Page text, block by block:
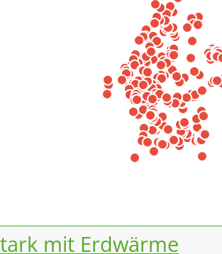
mit Erdwärme